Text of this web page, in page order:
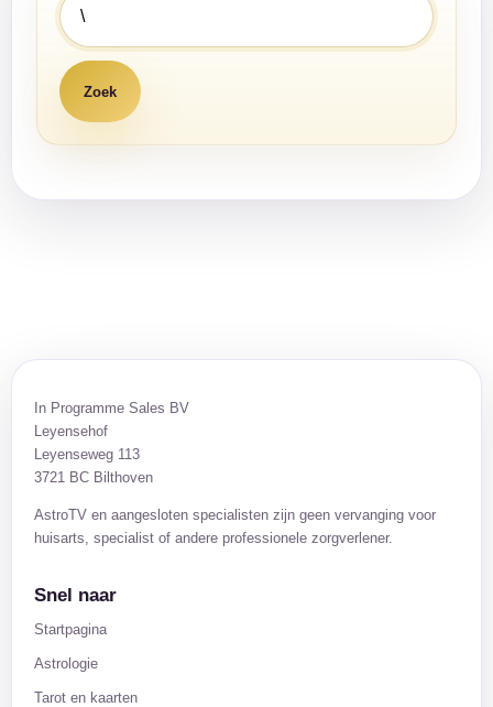
In Programme Sales BV
Leyensehof
Leyenseweg 113
3721 BC Bilthoven
AstroTV en aangesloten specialisten zijn geen vervanging voor
huisarts, specialist of andere professionele zorgverlener.
Snel naar
Startpagina
Astrologie
Tarot en kaarten